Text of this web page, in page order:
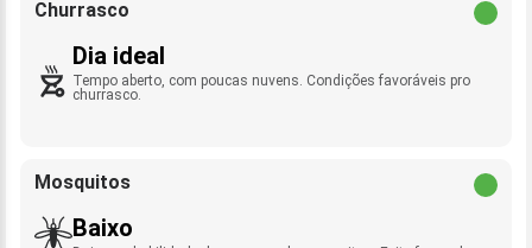
Churrasco
Dia ideal
Tempo aberto, com poucas nuvens. Condições favoráveis pro
churrasco.
Mosquitos
Baixo